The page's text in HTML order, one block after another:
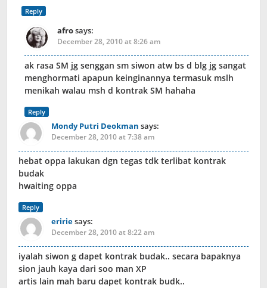
Reply
afrosays:
December 28, 2010 at 8:26 am
ak rasa SM jg senggan sm siwon atw bs d blg jg sangat
menghormati apapun keinginannya termasuk mslh
menikah walau msh d kontrak SM hahaha
Reply
Mondy Putri Deokman says:
December 28, 2010 at 7:38 am
hebat oppa lakukan dgn tegas tdk terlibat kontrak
budak
hwaiting oppa
Reply
eririesays:
December 28, 2010 at 8:22 am
iyalah siwon g dapet kontrak budak.. secara bapaknya
sion jauh kaya dari soo man XP
artis lain mah baru dapet kontrak budk..